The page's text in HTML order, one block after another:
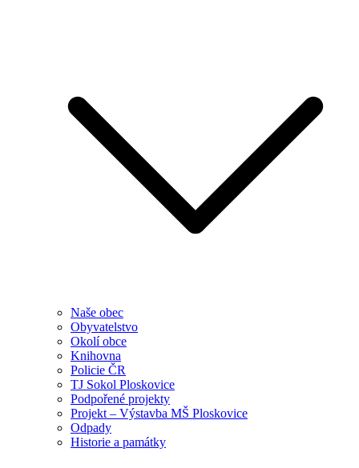
Naše obec
Obyvatelstvo
Okolí obce
Knihovna
Policie ČR
TJ Sokol Ploskovice
Podpořené projekty
Projekt – Výstavba MŠ Ploskovice
Odpady
Historie a památky